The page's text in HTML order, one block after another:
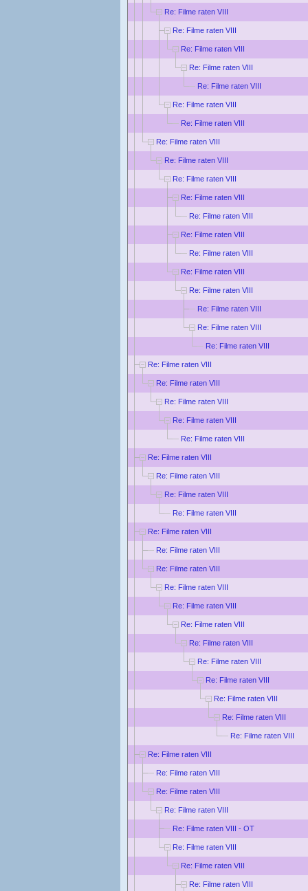
Re: Filme raten VIII
Re: Filme raten VIII
Re: Filme raten VIII
Re: Filme raten VIII
Re: Filme raten VIII
Re: Filme raten VIII
Re: Filme raten VIII
Re: Filme raten VIII
Re: Filme raten VIII
Re: Filme raten VIII
Re: Filme raten VIII
Re: Filme raten VIII
Re: Filme raten VIII
Re: Filme raten VIII
Re: Filme raten VIII
Re: Filme raten VIII
Re: Filme raten VIII
Re: Filme raten VIII
Re: Filme raten VIII
Re: Filme raten VIII
Re: Filme raten VIII
Re: Filme raten VIII
Re: Filme raten VIII
Re: Filme raten VIII
Re: Filme raten VIII
Re: Filme raten VIII
Re: Filme raten VIII
Re: Filme raten VIII
Re: Filme raten VIII
Re: Filme raten VIII
Re: Filme raten VIII
Re: Filme raten VIII
Re: Filme raten VIII
Re: Filme raten VIII
Re: Filme raten VIII
Re: Filme raten VIII
Re: Filme raten VIII
Re: Filme raten VIII
Re: Filme raten VIII
Re: Filme raten VIII
Re: Filme raten VIII
Re: Filme raten VIII
Re: Filme raten VIII
Re: Filme raten VIII
Re: Filme raten VIII - OT
Re: Filme raten VIII
Re: Filme raten VIII
Re: Filme raten VIII